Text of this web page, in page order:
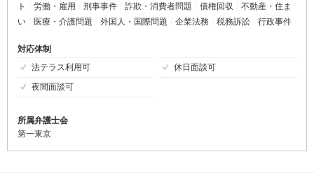
ト
労働・雇用 刑事事件 詐欺・消費者問題 債権回収
不動産・住ま
い
医療・介護問題 外国人・国際問題 企業法務 税務訴訟 行政事件
対応体制
法テラス利用可
休日面談可
夜間面談可
所属弁護士会
第一東京